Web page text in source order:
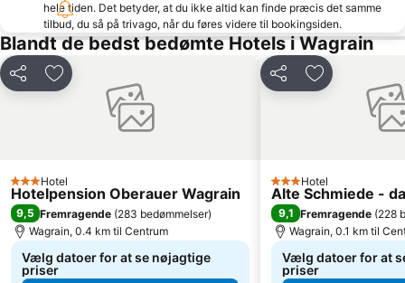
Katschberg Ski Resort
Obersalzberg Documentation
Hohenwerfen
Hauser Kaibling
Keltenblitz Dürnberg
Obersalzbergbahn
Schafbergbahn
Casino Bad Gastein
Grosseck 8er Kabinenbahn
Jenner
Berchtesgaden Salt Mine
Götschen
Filzmoos
hele tiden. Det betyder, at du ikke altid kan finde præcis det samme
tilbud, du så på trivago, når du føres videre til bookingsiden.
Blandt de bedst bedømte Hotels i Wagrain
Del Føj til favoritter
3 Stjerner
Hotel
Hotelpension Oberauer Wagrain
9,5 Fremragende (283 bedømmelser)
Wagrain, 0.4 km til Centrum
Vælg datoer for at se nøjagtige
priser
Del Føj til
3 Stjerner
Hotel
Alte Schmiede -
9,1 Fremragende (228
Wagrain, 0.1 km til
Vælg datoer for at
priser